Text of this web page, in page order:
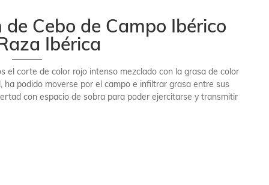
Cebo de Campo Ibérico
Ibérica
el corte de color rojo intenso mezclado con la grasa de color
podido moverse por el campo e infiltrar grasa entre sus
con espacio de sobra para poder ejercitarse y transmitir